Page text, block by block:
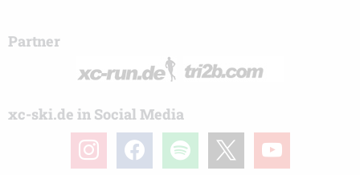
Partner
xc-ski.de in Social Media
instagramfacebook spotify youtube